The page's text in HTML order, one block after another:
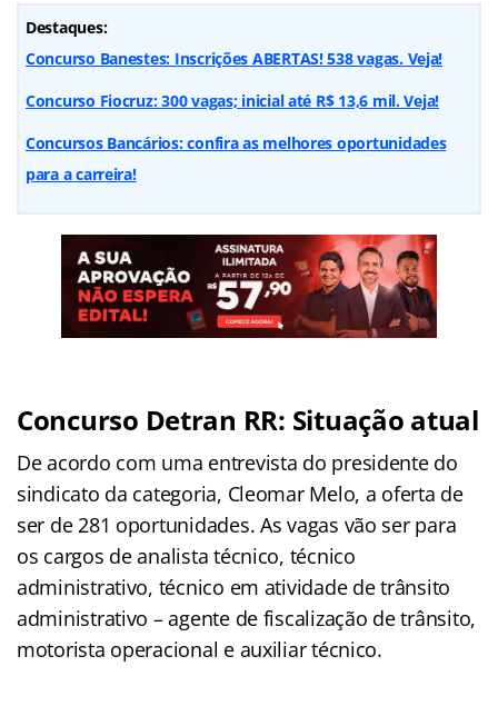
Destaques:
Concurso Banestes: Inscrições ABERTAS! 538 vagas. Veja!
Concurso Fiocruz: 300 vagas; inicial até R$ 13,6 mil. Veja!
Concursos Bancários: confira as melhores oportunidades
para a carreira!
Concurso Detran RR: Situação atual
De acordo com uma entrevista do presidente do
sindicato da categoria, Cleomar Melo, a oferta de
ser de 281 oportunidades. As vagas vão ser para
os cargos de analista técnico, técnico
administrativo, técnico em atividade de trânsito
administrativo – agente de fiscalização de trânsito,
motorista operacional e auxiliar técnico.